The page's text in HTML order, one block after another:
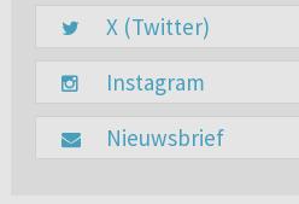
X (Twitter)
Instagram
Nieuwsbrief